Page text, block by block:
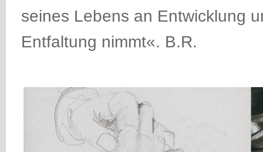
seines Lebens an Entwicklung
Entfaltung nimmt«. B.R.